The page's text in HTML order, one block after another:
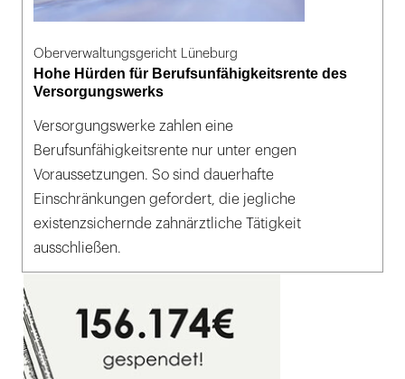
Oberverwaltungsgericht Lüneburg
Hohe Hürden für Berufsunfähigkeitsrente des
Versorgungswerks
Versorgungswerke zahlen eine
Berufsunfähigkeitsrente nur unter engen
Voraussetzungen. So sind dauerhafte
Einschränkungen gefordert, die jegliche
existenzsichernde zahnärztliche Tätigkeit
ausschließen.